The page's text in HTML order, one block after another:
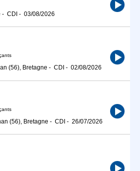
- CDI - 03/08/2026
(56), Bretagne - CDI - 02/08/2026
(56), Bretagne - CDI - 26/07/2026